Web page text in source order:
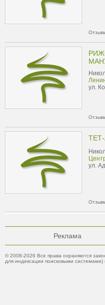
ул.
ул.
Реклама
© 2008-2026 Все права охраняются
для индексации поисковыми системами)